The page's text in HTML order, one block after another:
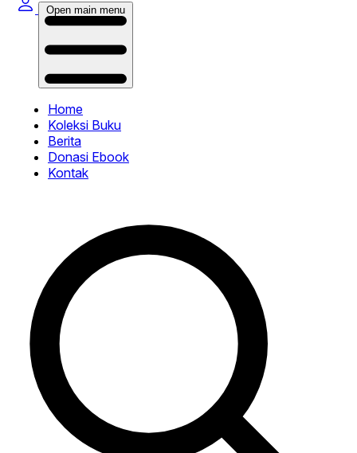
Open main menu
Home
Koleksi Buku
Berita
Donasi Ebook
Kontak